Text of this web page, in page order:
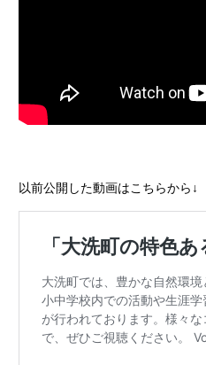
以前公開した動画はこちらから↓